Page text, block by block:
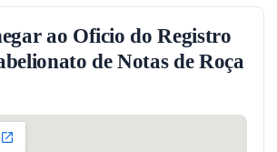
ao Oficio do Registro
de Notas de Roça